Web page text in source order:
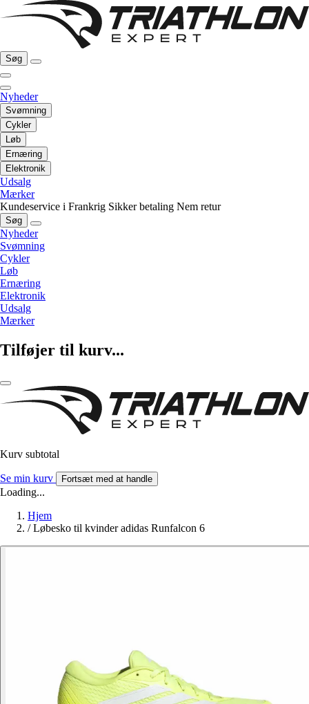
Søg
Nyheder
Svømning
Cykler
Løb
Ernæring
Elektronik
Udsalg
Mærker
Kundeservice i Frankrig Sikker betaling Nem retur
Søg
Nyheder
Svømning
Cykler
Løb
Ernæring
Elektronik
Udsalg
Mærker
Tilføjer til kurv...
Kurv subtotal
Se min kurv Fortsæt med at handle
Loading...
Hjem
/ Løbesko til kvinder adidas Runfalcon 6